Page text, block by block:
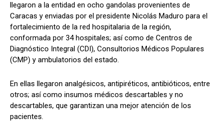
llegaron a la entidad en ocho gandolas provenientes de
Caracas y enviadas por el presidente Nicolás Maduro para el
fortalecimiento de la red hospitalaria de la región,
conformada por 34 hospitales; así como de Centros de
Diagnóstico Integral (CDI), Consultorios Médicos Populares
(CMP) y ambulatorios del estado.
En ellas llegaron analgésicos, antipiréticos, antibióticos, entre
otros; así como insumos médicos descartables y no
descartables, que garantizan una mejor atención de los
pacientes.